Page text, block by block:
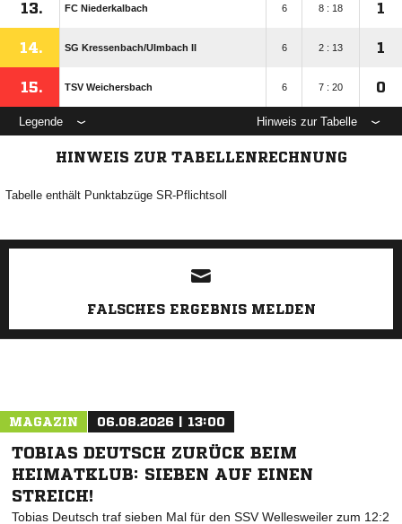
13. FC Niederkalbach 6 8 : 18 1
14. SG Kressenbach/​Ulmbach II 6 2 : 13 1
15. TSV Weichersbach 6 7 : 20 0
Legende Hinweis zur Tabelle
HINWEIS ZUR TABELLENRECHNUNG
Tabelle enthält Punktabzüge SR-Pflichtsoll
ANZEIGE
FALSCHES ERGEBNIS MELDEN
MAGAZIN 06.08.2026 | 13:00
TOBIAS DEUTSCH ZURÜCK BEIM
HEIMATKLUB: SIEBEN AUF EINEN
STREICH!
Tobias Deutsch traf sieben Mal für den SSV Wellesweiler zum 12:2